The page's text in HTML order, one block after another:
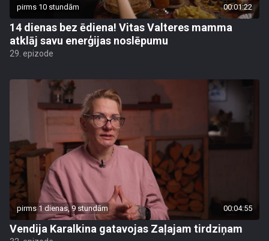
pirms 10 stundām 00:01:22
14 dienas bez ēdiena! Vitas Valteres mamma
atklāj savu enerģijas noslēpumu
29. epizode
pirms 1 dienas, 9 stundām 00:04:55
Vendija Karalkina gatavojas Zaļajam tirdziņam